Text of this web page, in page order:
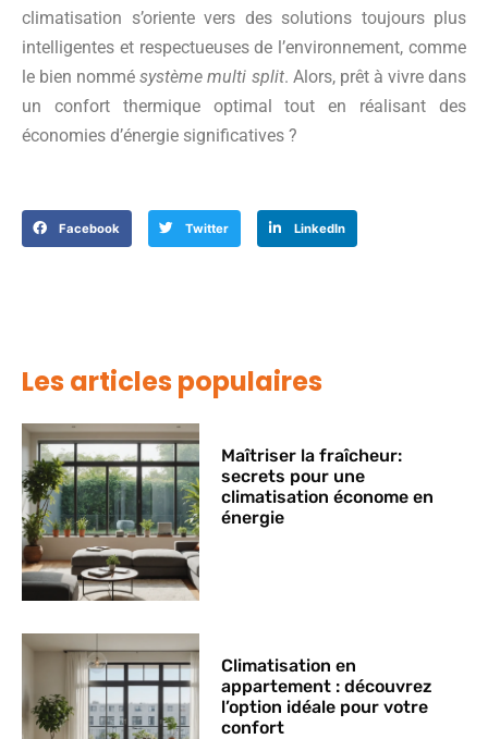
climatisation s’oriente vers des solutions toujours plus
intelligentes et respectueuses de l’environnement, comme
le bien nommésystème multi split. Alors, prêt à vivre dans
un confort thermique optimal tout en réalisant des
économies d’énergie significatives ?
Facebook Twitter LinkedIn
Les articles populaires
Maîtriser la fraîcheur:
secrets pour une
climatisation économe en
énergie
Climatisation en
appartement : découvrez
l’option idéale pour votre
confort